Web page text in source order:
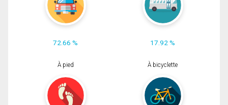
72.66 % 17.92 %
À pied À bicyclette